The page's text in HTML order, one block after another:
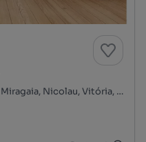
Baixa, Cedofeita, Ildefonso, Sé, Miragaia, Nicolau, Vitória, Porto, Porto